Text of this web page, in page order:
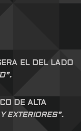
EL DEL LADO
DE ALTA
EXTERIORES”.